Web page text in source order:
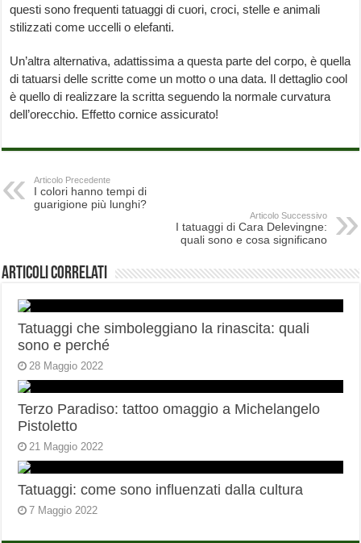
questi sono frequenti tatuaggi di cuori, croci, stelle e animali
stilizzati come uccelli o elefanti.
Un’altra alternativa, adattissima a questa parte del corpo, è quella
di tatuarsi delle scritte come un motto o una data. Il dettaglio cool
è quello di realizzare la scritta seguendo la normale curvatura
dell’orecchio. Effetto cornice assicurato!
Articolo Precedente
I colori hanno tempi di
guarigione più lunghi?
Articolo Successivo
I tatuaggi di Cara Delevingne:
quali sono e cosa significano
Articoli correlati
Tatuaggi che simboleggiano la rinascita: quali
sono e perché
28 Maggio 2022
Terzo Paradiso: tattoo omaggio a Michelangelo
Pistoletto
21 Maggio 2022
Tatuaggi: come sono influenzati dalla cultura
7 Maggio 2022